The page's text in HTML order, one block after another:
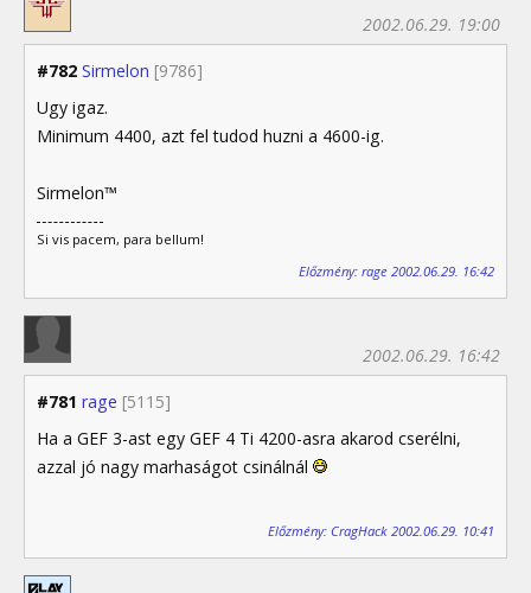
#782 Sirmelon [9786]
2002.06.29. 19:00
Ugy igaz.
Minimum 4400, azt fel tudod huzni a 4600-ig.
Sirmelon™
Si vis pacem, para bellum!
Előzmény: rage 2002.06.29. 16:42
#781 rage [5115]
2002.06.29. 16:42
Ha a GEF 3-ast egy GEF 4 Ti 4200-asra akarod cserélni,
azzal jó nagy marhaságot csinálnál
Előzmény: CragHack 2002.06.29. 10:41